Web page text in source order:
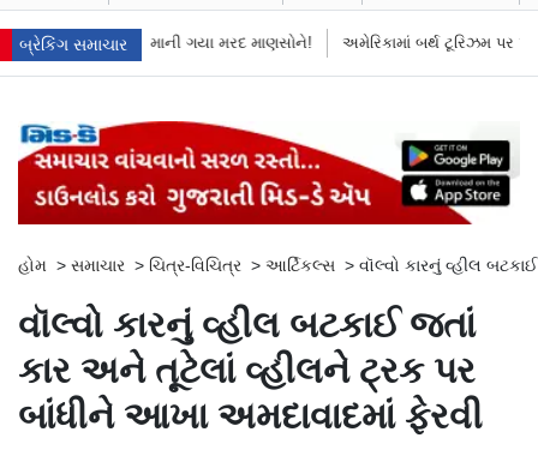
બ્રેકિંગ સમાચાર
માની ગયા મરદ માણસોને! અમેરિકામાં બર્થ ટૂરિઝમ પર પ્રતિબંધ મૂક્યો ડોનલ્ડ
હોમ > સમાચાર > ચિત્ર-વિચિત્ર > આર્ટિકલ્સ > વૉલ્વો કારનું વ્હીલ
વૉલ્વો કારનું વ્હીલ બટકાઈ જતાં
કાર અને તૂટેલાં વ્હીલને ટ્રક પર
બાંધીને આખા અમદાવાદમાં ફેરવી